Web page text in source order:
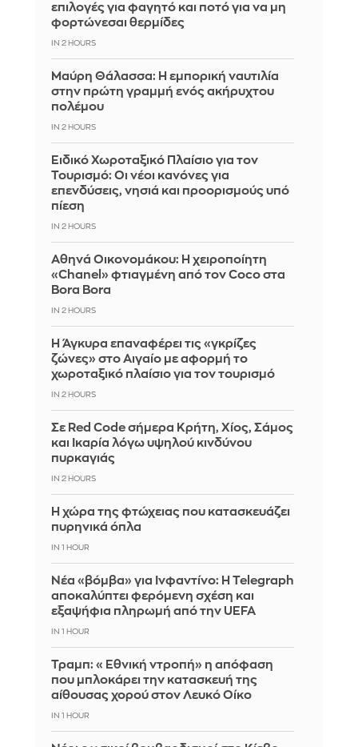
επιλογές για φαγητό και ποτό για να μη
φορτώνεσαι θερμίδες
IN 2 HOURS
Μαύρη Θάλασσα: Η εμπορική ναυτιλία
στην πρώτη γραμμή ενός ακήρυχτου
πολέμου
IN 2 HOURS
Ειδικό Χωροταξικό Πλαίσιο για τον
Τουρισμό: Οι νέοι κανόνες για
επενδύσεις, νησιά και προορισμούς υπό
πίεση
IN 2 HOURS
Αθηνά Οικονομάκου: Η χειροποίητη
«Chanel» φτιαγμένη από τον Coco στα
Bora Bora
IN 2 HOURS
Η Άγκυρα επαναφέρει τις «γκρίζες
ζώνες» στο Αιγαίο με αφορμή το
χωροταξικό πλαίσιο για τον τουρισμό
IN 2 HOURS
Σε Red Code σήμερα Κρήτη, Χίος, Σάμος
και Ικαρία λόγω υψηλού κινδύνου
πυρκαγιάς
IN 2 HOURS
Η χώρα της φτώχειας που κατασκευάζει
πυρηνικά όπλα
IN 1 HOUR
Νέα «βόμβα» για Ινφαντίνο: Η Telegraph
αποκαλύπτει φερόμενη σχέση και
εξαψήφια πληρωμή από την UEFA
IN 1 HOUR
Τραμπ: «Εθνική ντροπή» η απόφαση
που μπλοκάρει την κατασκευή της
αίθουσας χορού στον Λευκό Οίκο
IN 1 HOUR